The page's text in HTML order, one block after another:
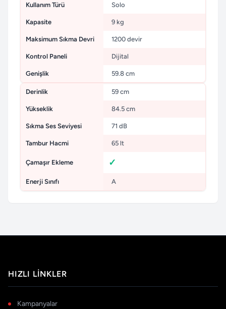
Kullanım Türü Solo
Kapasite 9 kg
Maksimum Sıkma Devri 1200 devir
Kontrol Paneli Dijital
Genişlik 59.8 cm
Derinlik 59 cm
Yükseklik 84.5 cm
Sıkma Ses Seviyesi 71 dB
Tambur Hacmi 65 lt
Çamaşır Ekleme
Enerji Sınıfı A
HIZLI LINKLER
Kampanyalar